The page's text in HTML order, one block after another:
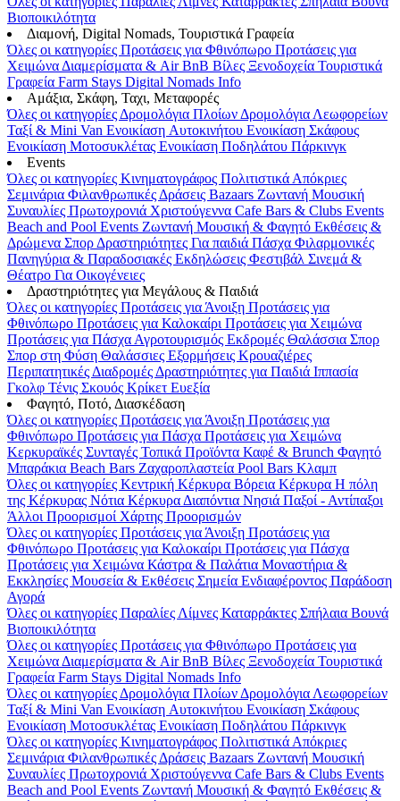
Βιοποικιλότητα
Διαμονή, Digital Nomads, Τουριστικά Γραφεία
Όλες οι κατηγορίες Προτάσεις για Φθινόπωρο Προτάσεις για
Χειμώνα Διαμερίσματα & Air BnB Βίλες Ξενοδοχεία Τουριστικά
Γραφεία Farm Stays Digital Nomads Info
Αμάξια, Σκάφη, Ταχι, Μεταφορές
Όλες οι κατηγορίες Δρομολόγια Πλοίων Δρομολόγια Λεωφορείων
Ταξί & Μini Van Ενοικίαση Aυτοκινήτου Ενοικίαση Σκάφους
Ενοικίαση Μοτοσυκλέτας Ενοικίαση Ποδηλάτου Πάρκινγκ
Events
Όλες οι κατηγορίες Κινηματογράφος Πολιτιστικά Απόκριες
Σεμινάρια Φιλανθρωπικές Δράσεις Bazaars Ζωντανή Μουσική
Συναυλίες Πρωτοχρονιά Χριστούγεννα Cafe Bars & Clubs Events
Beach and Pool Events Ζωντανή Μουσική & Φαγητό Εκθέσεις &
Δρώμενα Σπορ Δραστηριότητες Για παιδιά Πάσχα Φιλαρμονικές
Πανηγύρια & Παραδοσιακές Εκδηλώσεις Φεστιβάλ Σινεμά &
Θέατρο Για Οικογένειες
Δραστηριότητες για Μεγάλους & Παιδιά
Όλες οι κατηγορίες Προτάσεις για Άνοιξη Προτάσεις για
Φθινόπωρο Προτάσεις για Καλοκαίρι Προτάσεις για Χειμώνα
Προτάσεις για Πάσχα Αγροτουρισμός Εκδρομές Θαλάσσια Σπορ
Σπορ στη Φύση Θαλάσσιες Εξορμήσεις Κρουαζιέρες
Περιπατητικές Διαδρομές Δραστηριότητες για Παιδιά Ιππασία
Γκολφ Τένις Σκουός Κρίκετ Ευεξία
Φαγητό, Ποτό, Διασκέδαση
Όλες οι κατηγορίες Προτάσεις για Άνοιξη Προτάσεις για
Φθινόπωρο Προτάσεις για Πάσχα Προτάσεις για Χειμώνα
Κερκυραϊκές Συνταγές Τοπικά Προϊόντα Καφέ & Brunch Φαγητό
Μπαράκια Beach Bars Ζαχαροπλαστεία Pool Bars Κλαμπ
Όλες οι κατηγορίες Κεντρική Κέρκυρα Βόρεια Κέρκυρα Η πόλη
της Κέρκυρας Νότια Κέρκυρα Διαπόντια Νησιά Παξοί - Αντίπαξοι
Άλλοι Προορισμοί Χάρτης Προορισμών
Όλες οι κατηγορίες Προτάσεις για Άνοιξη Προτάσεις για
Φθινόπωρο Προτάσεις για Καλοκαίρι Προτάσεις για Πάσχα
Προτάσεις για Χειμώνα Κάστρα & Παλάτια Μοναστήρια &
Εκκλησίες Μουσεία & Εκθέσεις Σημεία Ενδιαφέροντος Παράδοση
Αγορά
Όλες οι κατηγορίες Παραλίες Λίμνες Καταρράκτες Σπήλαια Βουνά
Βιοποικιλότητα
Όλες οι κατηγορίες Προτάσεις για Φθινόπωρο Προτάσεις για
Χειμώνα Διαμερίσματα & Air BnB Βίλες Ξενοδοχεία Τουριστικά
Γραφεία Farm Stays Digital Nomads Info
Όλες οι κατηγορίες Δρομολόγια Πλοίων Δρομολόγια Λεωφορείων
Ταξί & Μini Van Ενοικίαση Aυτοκινήτου Ενοικίαση Σκάφους
Ενοικίαση Μοτοσυκλέτας Ενοικίαση Ποδηλάτου Πάρκινγκ
Όλες οι κατηγορίες Κινηματογράφος Πολιτιστικά Απόκριες
Σεμινάρια Φιλανθρωπικές Δράσεις Bazaars Ζωντανή Μουσική
Συναυλίες Πρωτοχρονιά Χριστούγεννα Cafe Bars & Clubs Events
Beach and Pool Events Ζωντανή Μουσική & Φαγητό Εκθέσεις &